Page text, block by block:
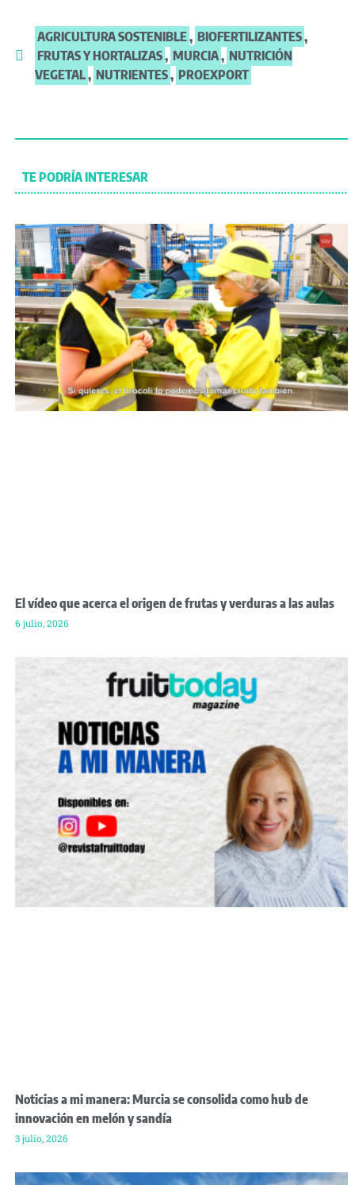
AGRICULTURA SOSTENIBLE, BIOFERTILIZANTES,
FRUTAS Y HORTALIZAS, MURCIA, NUTRICIÓN
VEGETAL, NUTRIENTES, PROEXPORT
TE PODRÍA INTERESAR
El vídeo que acerca el origen de frutas y verduras a las aulas
6 julio, 2026
Noticias a mi manera: Murcia se consolida como hub de
innovación en melón y sandía
3 julio, 2026